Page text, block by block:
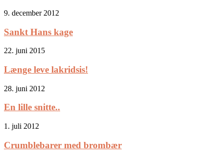
9. december 2012
Sankt Hans kage
22. juni 2015
Længe leve lakridsis!
28. juni 2012
En lille snitte..
1. juli 2012
Crumblebarer med brombær